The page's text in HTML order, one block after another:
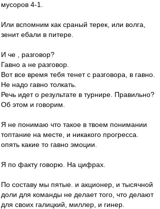
мусоров 4-1.
Или вспомним как сраный терек, или волга,
зенит ебали в питере.
И че , разговор?
Гавно а не разговор.
Вот все время тебя тенет с разговора, в гавно.
Не надо гавно толкать.
Речь идет о результате в турнире. Правильно?
Об этом и говорим.
Я не понимаю что такое в твоем понимании
топтание на месте, и никакого прогресса.
опять какие то гавно эмоции.
Я по факту говорю. На цифрах.
По составу мы пятые. и акционер, и тысячной
доли для команды не делает того, что делают
для своих галицкий, миллер, и гинер.